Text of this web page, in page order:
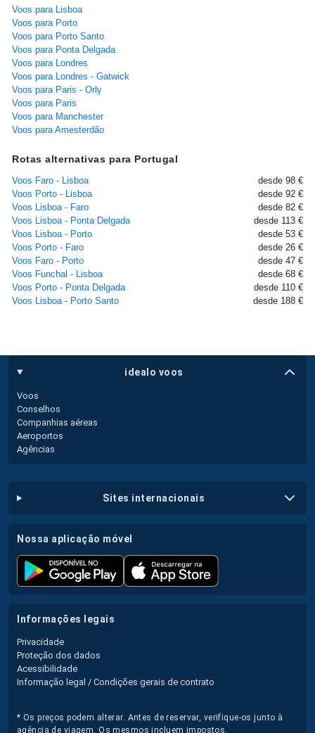
Voos para Lisboa
Voos para Porto
Voos para Porto Santo
Voos para Ponta Delgada
Voos para Londres
Voos para Londres - Gatwick
Voos para Paris - Orly
Voos para Paris
Voos para Manchester
Voos para Amesterdão
Rotas alternativas para Portugal
Voos Faro - Lisboa
desde 98 €
Voos Porto - Lisboa
desde 92 €
Voos Lisboa - Faro
desde 82 €
Voos Lisboa - Ponta Delgada
desde 113 €
Voos Lisboa - Porto
desde 53 €
Voos Porto - Faro
desde 26 €
Voos Faro - Porto
desde 47 €
Voos Funchal - Lisboa
desde 68 €
Voos Porto - Ponta Delgada
desde 110 €
Voos Lisboa - Porto Santo
desde 188 €
idealo voos
Voos
Conselhos
Companhias aéreas
Aeroportos
Agências
sites internacionais
nossa aplicação móvel
informações legais
Privacidade
Proteção dos dados
Acessibilidade
Informação legal / Condições gerais de contrato
* Os preços podem alterar. Antes de reservar, verifique-os junto à
agência de viagem. Os mesmos incluem impostos.